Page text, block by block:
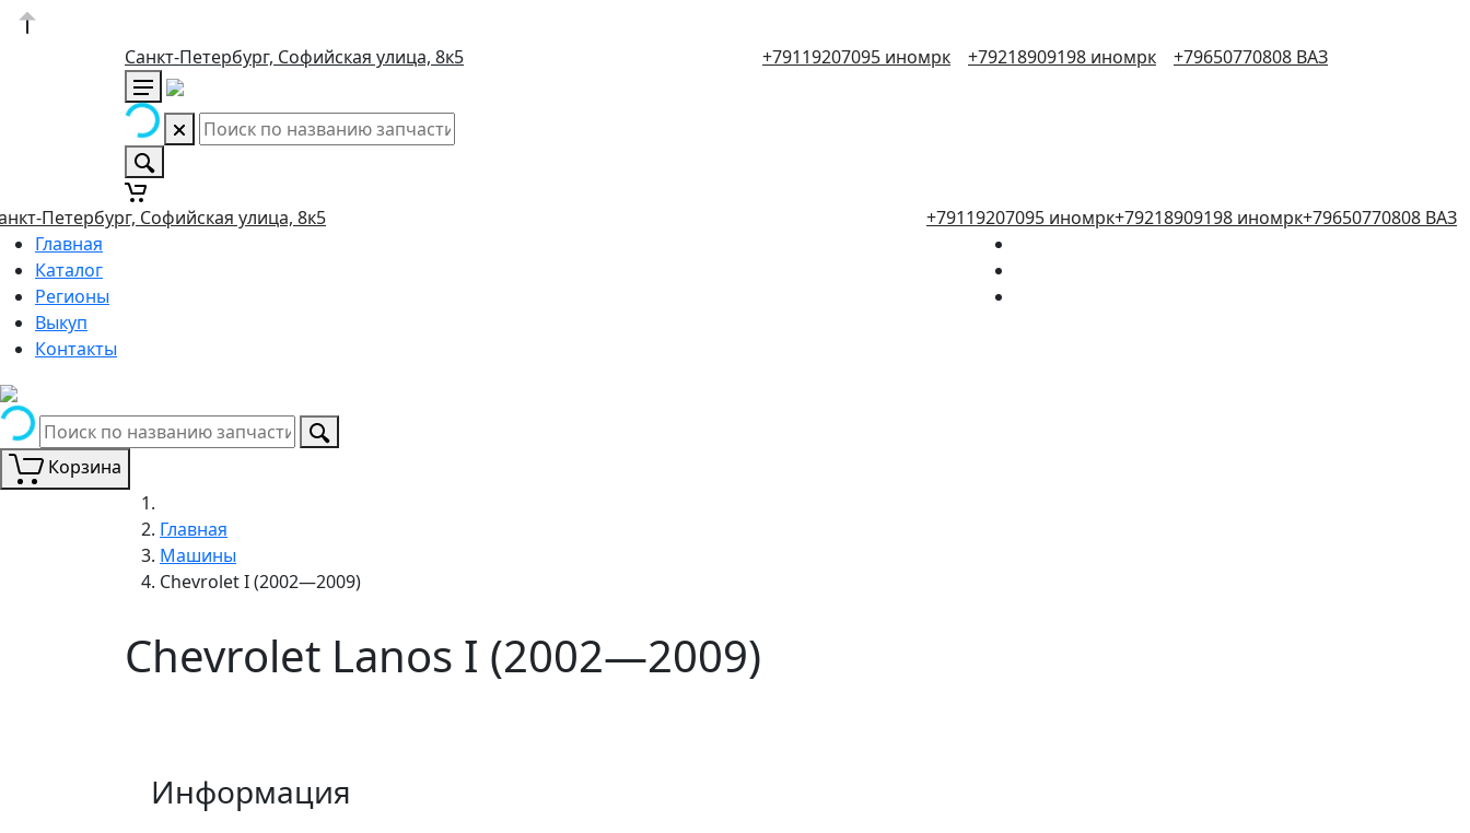
Санкт-Петербург, Софийская улица, 8к5 +79119207095 иномрк +79218909198 иномрк +79650770808 ВАЗ
Петербург, Софийская улица, 8к5 +79119207095 иномрк+79218909198 иномрк+79650770808 ВАЗ
Главная
Каталог
Регионы
Выкуп
Контакты
Корзина
Главная
Машины
Chevrolet I (2002—2009)
Chevrolet Lanos I (2002—2009)
Информация